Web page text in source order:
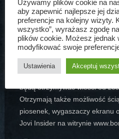
konsumentowi nową wartość i
których powinien kupić legalną
Kirkland z menedżmentu Bon
Jakby ciekawostek było mało,
inaczej mówiąc ci, którzy
w sklepie, po zarejestrowaniu
będą otrzymywać wieści od
Otrzymają także możliwość
piosenek, wygaszaczy ekranu
Jovi Insider na witrynie
Używamy plików cookie na
aby zapewnić najlepsze jej
preferencje na kolejny wizyty.
wszystko”, wyrażasz zgodę
plików cookie. Możesz jednak
modyfikować swoje
Ustawienia Akceptuj